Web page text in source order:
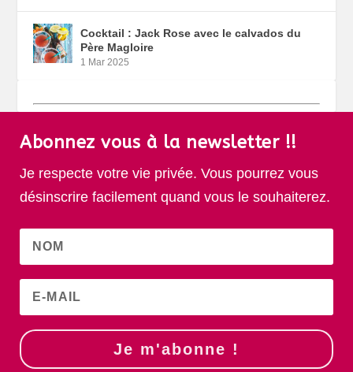
Cocktail : Jack Rose avec le calvados du
Père Magloire
1 Mar 2025
Abonnez vous à la newsletter !!
Je respecte votre vie privée. Vous pourrez vous
désinscrire facilement quand vous le souhaiterez.
Je m'abonne !